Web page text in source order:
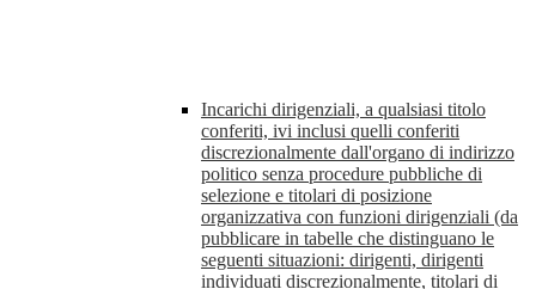
Incarichi dirigenziali, a qualsiasi titolo
conferiti, ivi inclusi quelli conferiti
discrezionalmente dall'organo di indirizzo
politico senza procedure pubbliche di
selezione e titolari di posizione
organizzativa con funzioni dirigenziali (da
pubblicare in tabelle che distinguano le
seguenti situazioni: dirigenti, dirigenti
individuati discrezionalmente, titolari di